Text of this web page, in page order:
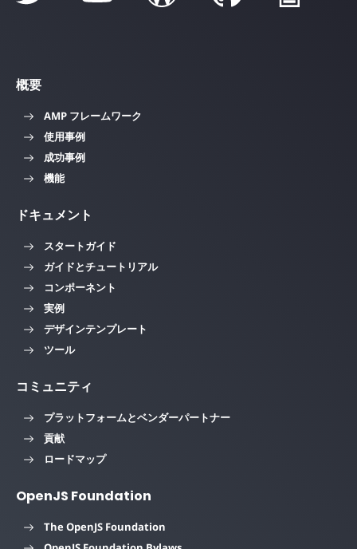
概要
AMP フレームワーク
使用事例
成功事例
機能
ドキュメント
スタートガイド
ガイドとチュートリアル
コンポーネント
実例
デザインテンプレート
ツール
コミュニティ
プラットフォームとベンダーパートナー
貢献
ロードマップ
OpenJS Foundation
The OpenJS Foundation